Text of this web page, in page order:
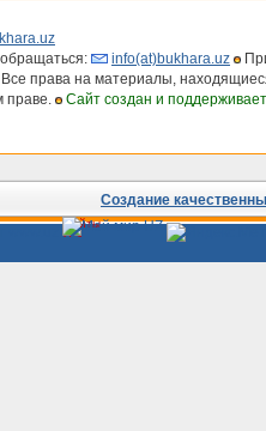
info(at)bukhara.uz
права на материалы,
праве.
Сайт создан и
Создание
Сайты
Узбекистана